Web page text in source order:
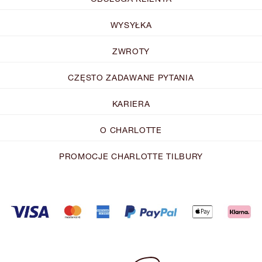
WYSYŁKA
ZWROTY
CZĘSTO ZADAWANE PYTANIA
KARIERA
O CHARLOTTE
PROMOCJE CHARLOTTE TILBURY